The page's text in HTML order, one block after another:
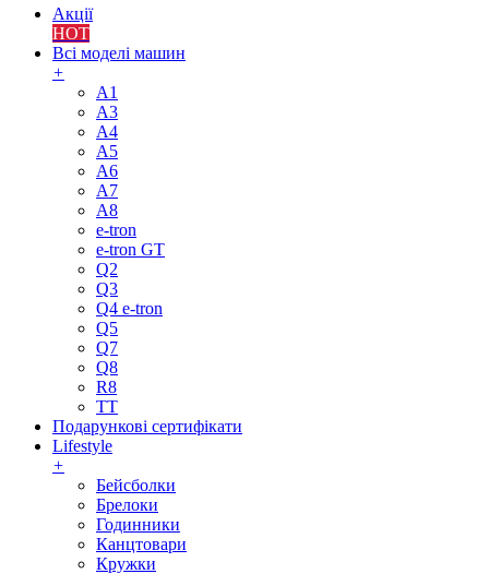
Акції
HOT
Всі моделі машин
+
A1
A3
A4
A5
A6
A7
A8
e-tron
e-tron GT
Q2
Q3
Q4 e-tron
Q5
Q7
Q8
R8
TT
Подарункові сертифікати
Lifestyle
+
Бейсболки
Брелоки
Годинники
Канцтовари
Кружки